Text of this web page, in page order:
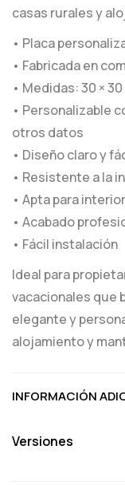
casas rurales y
• Placa
• Fabricada en
• Medidas: 30 ×
• Personalizable
otros datos
• Diseño claro y
• Resistente a la
• Apta para
• Acabado
• Fácil instalación
Ideal para
vacacionales que
elegante y
alojamiento y
INFORMACIÓN
Versiones